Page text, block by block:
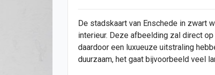
De stadskaart van Enschede in zwart
interieur. Deze afbeelding zal direct
daardoor een luxueuze uitstraling
duurzaam, het gaat bijvoorbeeld veel